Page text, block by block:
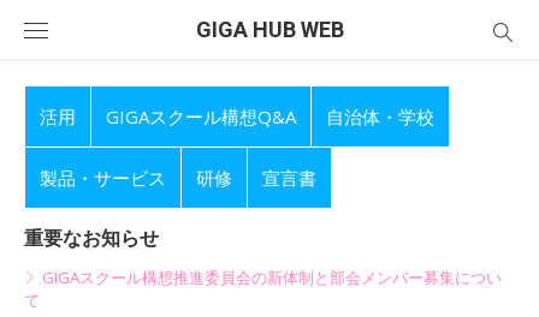
GIGA HUB WEB
活用 GIGAスクール構想Q&A 自治体・学校
製品・サービス 研修 宣言書
重要なお知らせ
GIGAスクール構想推進委員会の新体制と部会メンバー募集につい
て